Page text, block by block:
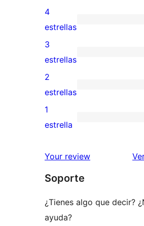
valoraciones
de
5
estrellas
1
valoración
de
4
estrellas
4
estrellas
1
valoración
de
3
estrellas
3
estrellas
1
valoración
de
estrellas
2
estrellas
7
de
estrellas
1
estrella
Your review
Soporte
¿Tienes algo que decir?
ayuda?